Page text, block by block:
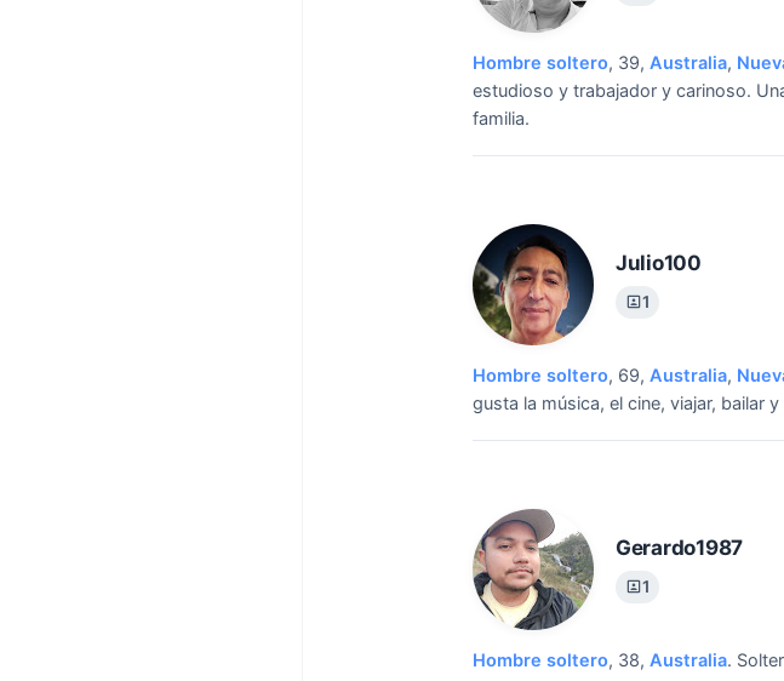
Hombre soltero, 39, Australia,
estudioso y trabajador y carinoso.
familia.
Julio100
1
Hombre soltero, 69, Australia,
gusta la música, el cine, viajar, bailar
Gerardo1987
1
Hombre soltero, 38, Australia.